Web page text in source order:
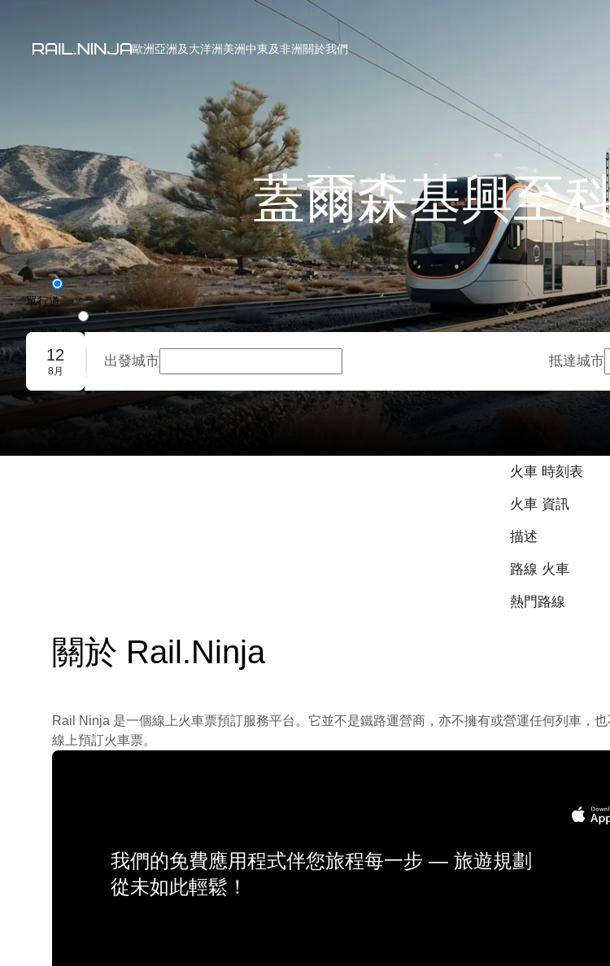
歐洲亞洲及大洋洲美洲中東及非洲關於我們
蓋爾森基興至
單行道
往返旅程
團體預訂
12
8月
出發城市 抵達城市
火車 時刻表
火車 資訊
描述
路線 火車
熱門路線
關於 Rail.Ninja
Rail Ninja 是一個線上火車票預訂服務平台。它並不是鐵路運營商，亦不擁有或營運任何列車，
線上預訂火車票。
我們的免費應用程式伴您旅程每一步 — 旅遊規劃
從未如此輕鬆！
9.2 /